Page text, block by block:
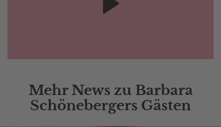
Mehr News zu Barbara
Schönebergers Gästen